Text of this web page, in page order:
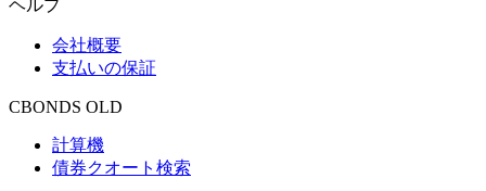
ヘルプ
会社概要
支払いの保証
CBONDS OLD
計算機
債券クオート検索